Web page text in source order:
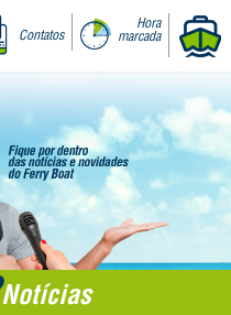
Contatos
Hora
marcada
Notícias